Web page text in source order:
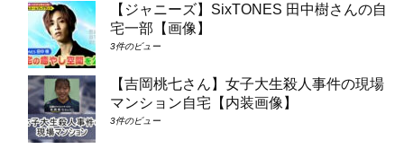
【ジャニーズ】SixTONES 田中樹さんの自
宅一部【画像】
3件のビュー
【吉岡桃七さん】女子大生殺人事件の現場
マンション自宅【内装画像】
3件のビュー